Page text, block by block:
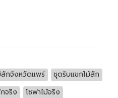
สักจังหวัดแพร่
ชุดรับแขกไม้สัก
จริง
โซฟาไม้จริง